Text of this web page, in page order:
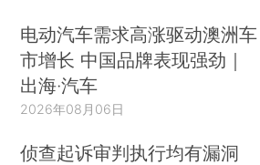
电动汽车需求高涨驱动澳洲车
市增长 中国品牌表现强劲｜
出海·汽车
2026年08月06日
侦查起诉审判执行均有漏洞